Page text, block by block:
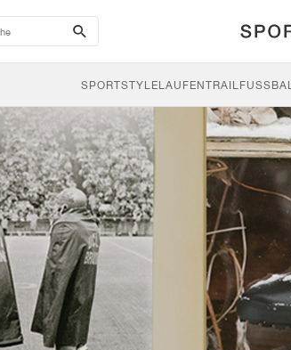
search-
btn
SPORTSTYLELAUFENTRAIL